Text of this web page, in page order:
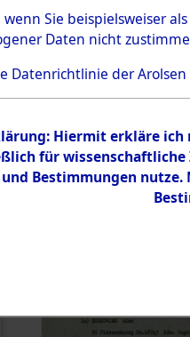
wenn Sie beispielsweiser
Daten nicht
Datenrichtlinie der Arolsen
Hiermit erkläre ich
für
und Bestimmungen